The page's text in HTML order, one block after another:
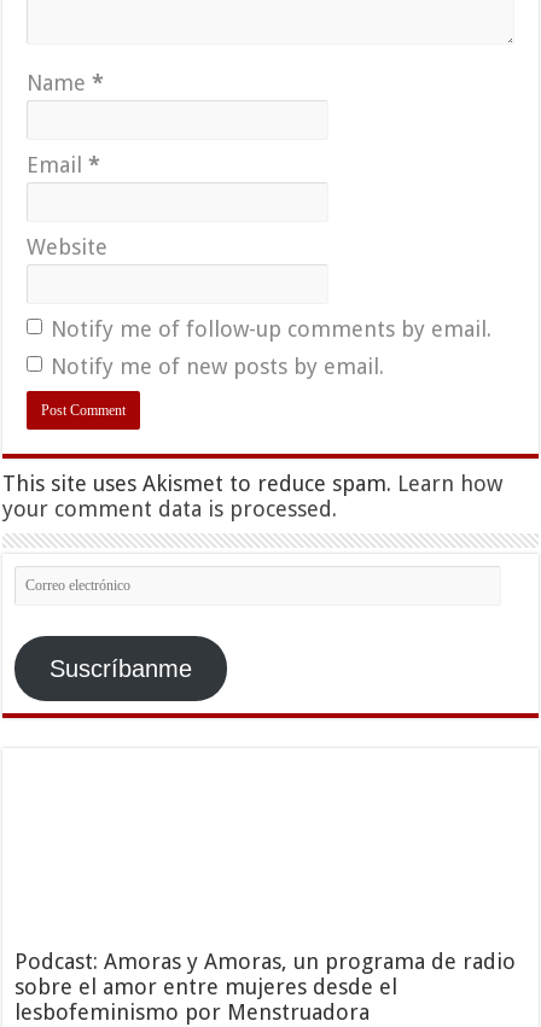
Name*
Email*
Website
Notify me of follow-up comments by email.
Notify me of new posts by email.
This site uses Akismet to reduce spam. Learn how
your comment data is processed.
Correo
electrónico
Suscríbanme
Podcast: Amoras y Amoras, un programa de radio
sobre el amor entre mujeres desde el
lesbofeminismo por Menstruadora